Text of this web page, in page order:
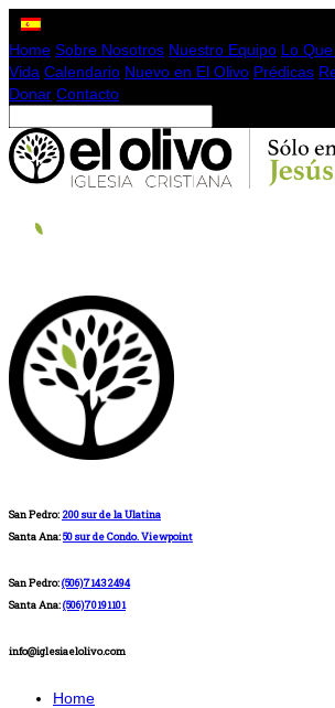
Home Sobre Nosotros Nuestro Equipo Lo
Vida Calendario Nuevo en El Olivo Prédicas
Donar Contacto
San Pedro: 200 sur de la Ulatina
Santa Ana:50 sur de Condo. Viewpoint
San Pedro:(506)71432494
Santa Ana:(506)70191101
info@iglesiaelolivo.com
Home